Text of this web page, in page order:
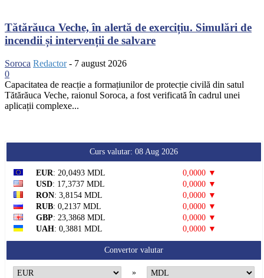
Tătărăuca Veche, în alertă de exercițiu. Simulări de
incendii și intervenții de salvare
Soroca Redactor - 7 august 2026
0
Capacitatea de reacție a formațiunilor de protecție civilă din satul
Tătărăuca Veche, raionul Soroca, a fost verificată în cadrul unei
aplicații complexe...
Curs valutar: 08 Aug 2026
EUR: 20,0493 MDL
0,0000 ▼
USD: 17,3737 MDL
0,0000 ▼
RON: 3,8154 MDL
0,0000 ▼
RUB: 0,2137 MDL
0,0000 ▼
GBP: 23,3868 MDL
0,0000 ▼
UAH: 0,3881 MDL 0,0000 ▼
Convertor valutar
»